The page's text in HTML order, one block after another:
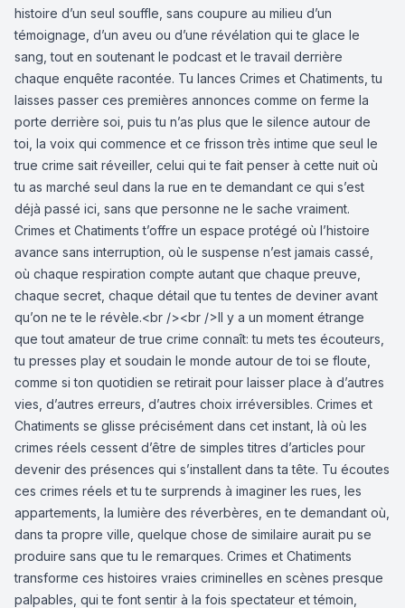
histoire d’un seul souffle, sans coupure au milieu d’un
témoignage, d’un aveu ou d’une révélation qui te glace le
sang, tout en soutenant le podcast et le travail derrière
chaque enquête racontée. Tu lances Crimes et Chatiments, tu
laisses passer ces premières annonces comme on ferme la
porte derrière soi, puis tu n’as plus que le silence autour de
toi, la voix qui commence et ce frisson très intime que seul le
true crime sait réveiller, celui qui te fait penser à cette nuit où
tu as marché seul dans la rue en te demandant ce qui s’est
déjà passé ici, sans que personne ne le sache vraiment.
Crimes et Chatiments t’offre un espace protégé où l’histoire
avance sans interruption, où le suspense n’est jamais cassé,
où chaque respiration compte autant que chaque preuve,
chaque secret, chaque détail que tu tentes de deviner avant
qu’on ne te le révèle.<br /><br />Il y a un moment étrange
que tout amateur de true crime connaît: tu mets tes écouteurs,
tu presses play et soudain le monde autour de toi se floute,
comme si ton quotidien se retirait pour laisser place à d’autres
vies, d’autres erreurs, d’autres choix irréversibles. Crimes et
Chatiments se glisse précisément dans cet instant, là où les
crimes réels cessent d’être de simples titres d’articles pour
devenir des présences qui s’installent dans ta tête. Tu écoutes
ces crimes réels et tu te surprends à imaginer les rues, les
appartements, la lumière des réverbères, en te demandant où,
dans ta propre ville, quelque chose de similaire aurait pu se
produire sans que tu le remarques. Crimes et Chatiments
transforme ces histoires vraies criminelles en scènes presque
palpables, qui te font sentir à la fois spectateur et témoin,